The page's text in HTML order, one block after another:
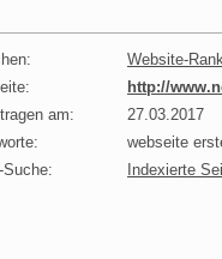
Website-
http://
am:
27.03.2017
webseite
Suche:
Indexierte